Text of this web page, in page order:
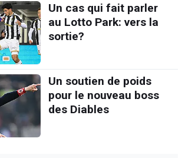
Un cas qui fait parler
au Lotto Park: vers la
sortie?
Un soutien de poids
pour le nouveau boss
des Diables